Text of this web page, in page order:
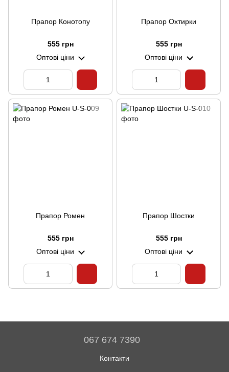
Прапор Конотопу
555 грн
Оптові ціни
Прапор Охтирки
555 грн
Оптові ціни
Прапор Ромен
555 грн
Оптові ціни
Прапор Шостки
555 грн
Оптові ціни
067 674 7390
Контакти